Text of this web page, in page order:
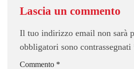
Lascia un commento
Il tuo indirizzo email non sarà
obbligatori sono contrassegnati
Commento *